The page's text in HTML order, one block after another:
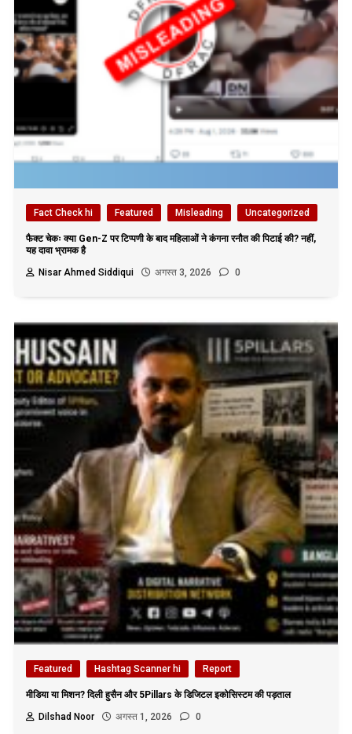
Fact Check hi Featured Misleading Uncategorized
फैक्ट चेकः क्या Gen-Z पर टिप्पणी के बाद महिलाओं ने कंगना रनौत की पिटाई की? नहीं,
यह दावा भ्रामक है
Nisar Ahmed Siddiqui
अगस्त 3, 2026 0
Featured Hashtag Scanner hi Report
मीडिया या मिशन? दिली हुसैन और 5Pillars के डिजिटल इकोसिस्टम की पड़ताल
Dilshad Noor
अगस्त 1, 2026 0